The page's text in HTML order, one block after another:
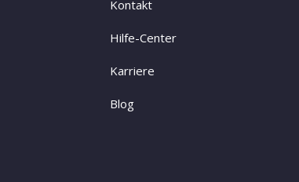
Kontakt
Hilfe-Center
Karriere
Blog